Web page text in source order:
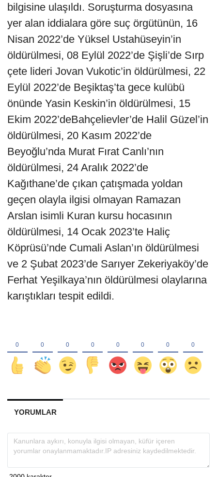
bilgisine ulaşıldı. Soruşturma dosyasına
yer alan iddialara göre suç örgütünün, 16
Nisan 2022’de Yüksel Ustahüseyin’in
öldürülmesi, 08 Eylül 2022’de Şişli’de Sırp
çete lideri Jovan Vukotic’in öldürülmesi, 22
Eylül 2022’de Beşiktaş’ta gece kulübü
önünde Yasin Keskin’in öldürülmesi, 15
Ekim 2022’deBahçelievler’de Halil Güzel’in
öldürülmesi, 20 Kasım 2022’de
Beyoğlu’nda Murat Fırat Canlı’nın
öldürülmesi, 24 Aralık 2022’de
Kağıthane’de çıkan çatışmada yoldan
geçen olayla ilgisi olmayan Ramazan
Arslan isimli Kuran kursu hocasının
öldürülmesi, 14 Ocak 2023’te Haliç
Köprüsü’nde Cumali Aslan’ın öldürülmesi
ve 2 Şubat 2023’de Sarıyer Zekeriyaköy’de
Ferhat Yeşilkaya’nın öldürülmesi olaylarına
karıştıkları tespit edildi.
YORUMLAR